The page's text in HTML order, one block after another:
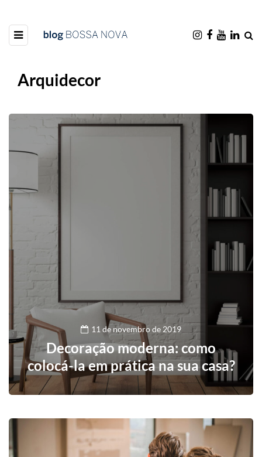
Arquidecor
11 de novembro de 2019
Decoração moderna: como
colocá-la em prática na sua casa?